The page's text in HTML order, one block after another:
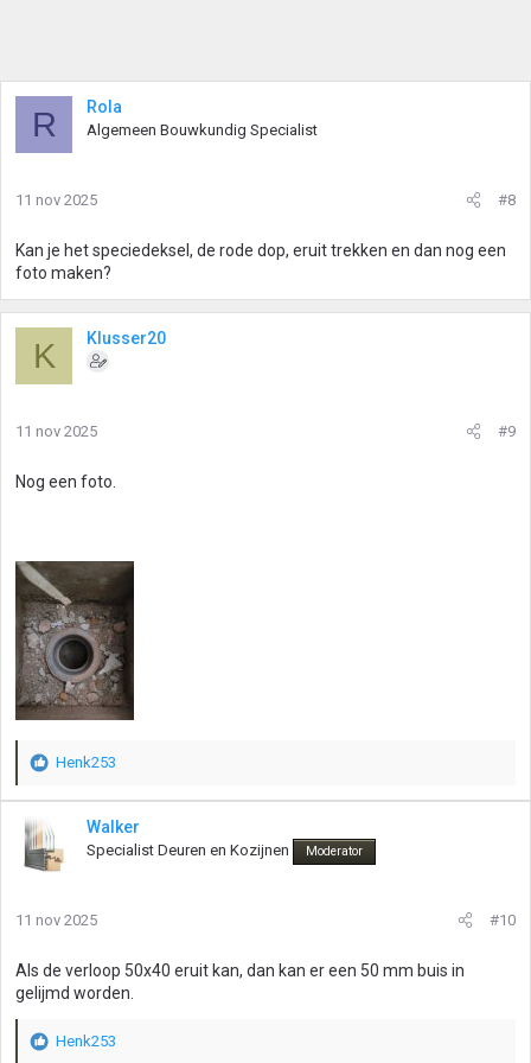
R Rola
Algemeen Bouwkundig Specialist
11 nov 2025 #8
Kan je het speciedeksel, de rode dop, eruit trekken en dan nog een
foto maken?
K Klusser20
11 nov 2025 #9
Nog een foto.
W
r
d
i
g
e
Henk253
Walker
Specialist Deuren en Kozijnen Moderator
11 nov 2025 #10
Als de verloop 50x40 eruit kan, dan kan er een 50 mm buis in
gelijmd worden.
W
Henk253